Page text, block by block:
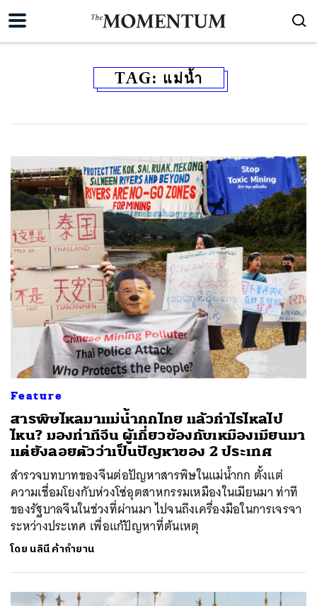
TAG: แม่น้ำ
Feature
สารพิษไหลมาแม่น้ำกกไทย แล้วกำไรไหลไป
ไหน? มองท่าทีจีน ผู้เกี่ยวข้องกับเหมืองเมียนมา
แต่ยังลอยตัวว่าเป็นปัญหาของ 2 ประเทศ
สำรวจบทบาทของจีนต่อปัญหาสารพิษในแม่น้ำกก ตั้งแต่
ความเชื่อมโยงกับห่วงโซ่อุตสาหกรรมเหมืองในเมียนมา ท่าที
ของรัฐบาลจีนในช่วงที่ผ่านมา ไปจนถึงเครื่องมือในการเจรจา
ระหว่างประเทศ เพื่อแก้ปัญหาที่ต้นเหตุ
โดย นลินี ค้ากำยาน